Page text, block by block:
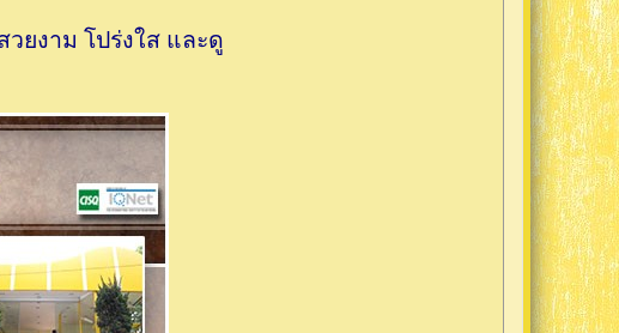
ยงาม โปร่งใส และดู